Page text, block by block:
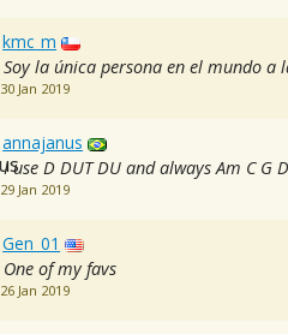
kmc_m
Soy la única persona en el mundo a
30 Jan 2019
annajanus
I use D DUT DU and always Am C G
29 Jan 2019
Gen_01
One of my favs
26 Jan 2019